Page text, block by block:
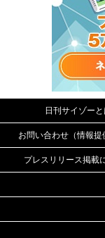
日刊サイゾーと
お問い合わせ（情報提
プレスリリース掲載